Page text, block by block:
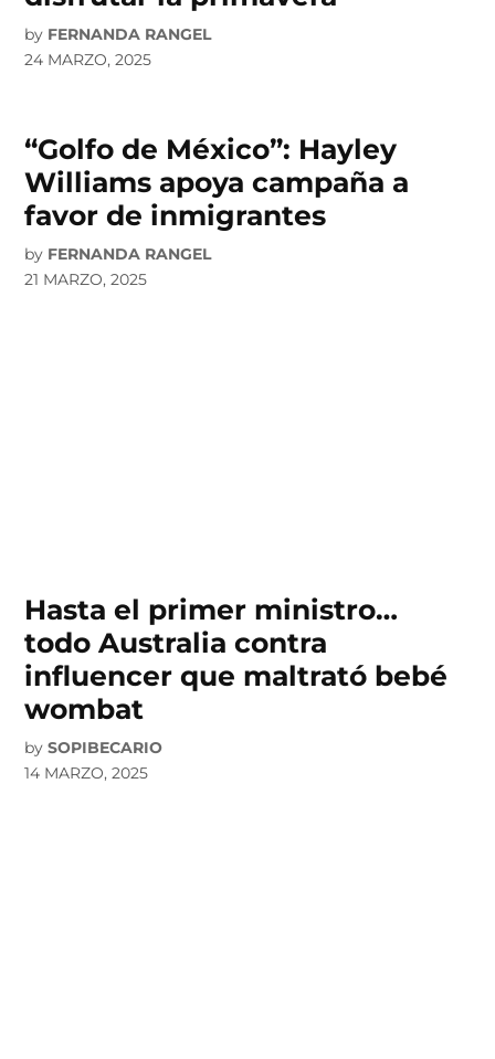
by FERNANDA RANGEL
24 MARZO, 2025
“Golfo de México”: Hayley
Williams apoya campaña a
favor de inmigrantes
by FERNANDA RANGEL
21 MARZO, 2025
Hasta el primer ministro…
todo Australia contra
influencer que maltrató bebé
wombat
by SOPIBECARIO
14 MARZO, 2025